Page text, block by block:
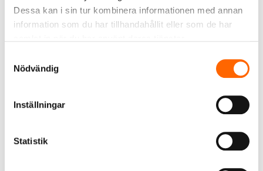
Dessa kan i sin tur kombinera informationen med annan
information som du har tillhandahållit eller som de har
Nödvändig
Inställningar
StatistikRSK-DATABASEN (PUBLIK)